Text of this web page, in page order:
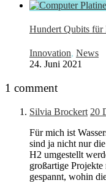
Hundert Qubits für
Innovation, News
24. Juni 2021
1 comment
Silvia Brockert 20
Für mich ist
sind ja nicht nur
H2 umgestellt
großartige
gespannt, wohin